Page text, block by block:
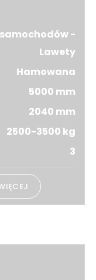
-
Lawety
Hamowana
5000 mm
2040 mm
2500-3500 kg
3